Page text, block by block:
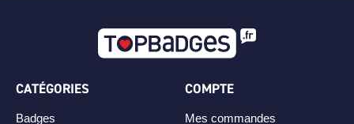
CATÉGORIES
Badges
COMPTE
Mes commandes